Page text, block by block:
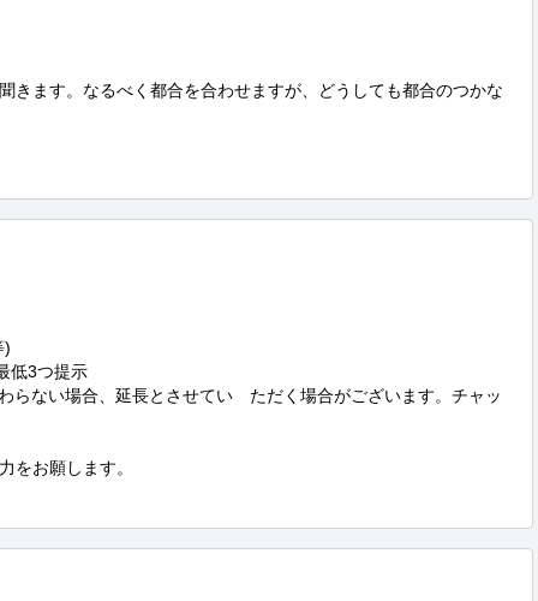
きます。なるべく都合を合わせますが、どうしても都合のつかな
)
低3つ提示
らない場合、延長とさせてい　ただく場合がございます。チャッ
をお願します。